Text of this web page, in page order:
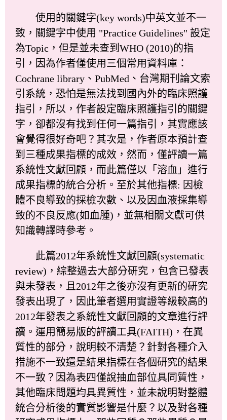
使用的關鍵字(key words)中英文並不一
致，關鍵字中使用 "Practice Guidelines" 設定
為Topic，但是並未查到WHO (2010)的指
引，因為作者僅使用三個常用資料庫：
Cochrane library、PubMed、台灣期刊論文索
引系統，恐怕是無法找到國內外的臨床照護
指引，所以，作者設定臨床照護指引的關鍵
字，卻都沒有找到任何一篇指引，其實應該
會覺得很好奇吧？其次是，作者原本預計查
到三種成果指標的成效，然而，僅評讀一篇
系統性文獻回顧，而此篇僅以「溶血」進行
成果指標的統合分析。至於其他指標: 因檢
體不良導致的採檢次數、以及因血液採集導
致的不良反應(如血腫)，並無相關文獻可供
知識轉譯時參考。
此篇2012年系統性文獻回顧(systematic
review)，綜整過去大部分研究，包含已發表
與未發表，且2012年之後亦沒有更新的研究
發表出現了，因此筆者選用實證等級較高的
2012年發表之系統性文獻回顧的文章進行評
讀。運用簡易版的評讀工具(FAITH)，在異
質性的部分，說明較不清楚？針對各種介入
措施不一致還是結果指標在各個研究的結果
不一致？因為表四僅說抽血部位具同質性，
其他臨床問題均具異質性，並未說明對整體
統合分析後的實質影響是什麼？以及對各種